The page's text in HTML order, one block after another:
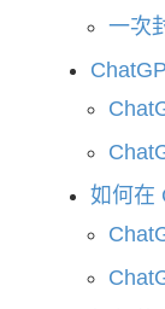
一次
如何在